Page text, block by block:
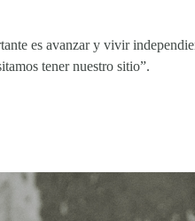
es avanzar y vivir
tener nuestro sitio”.